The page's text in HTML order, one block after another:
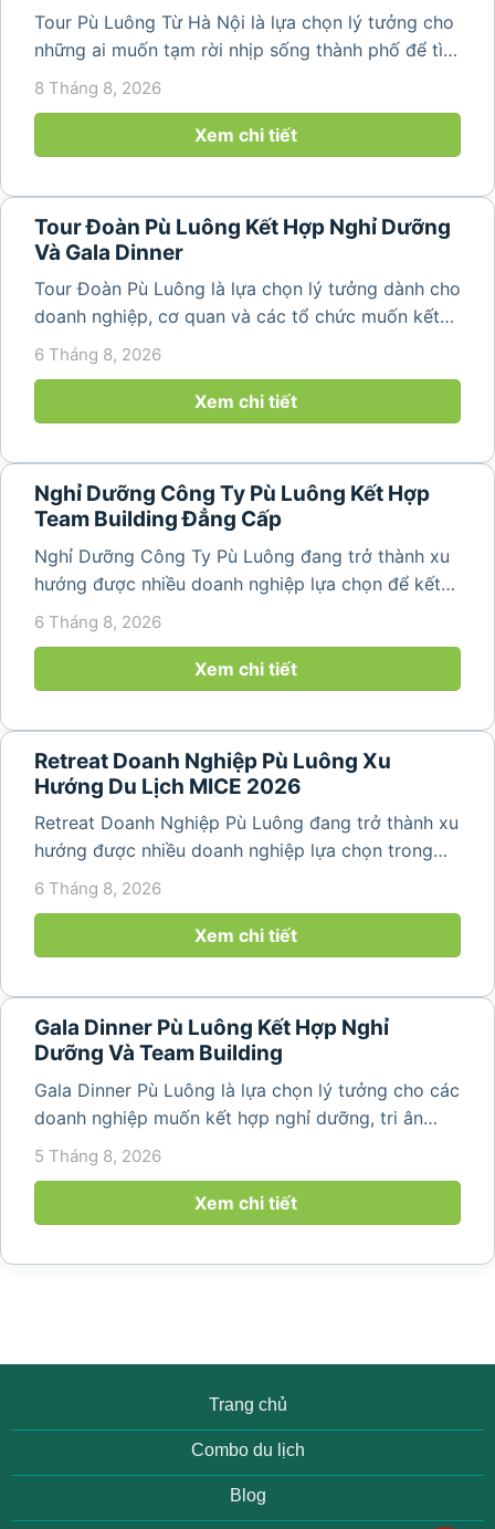
Tour Pù Luông Từ Hà Nội là lựa chọn lý tưởng cho
những ai muốn tạm rời nhịp sống thành phố để tìm
về không gian núi rừng xanh mát, những bản làng
yên bình và ruộng bậc thang đặc trưng của Pù
8 Tháng 8, 2026
Xem chi tiết
Tour Đoàn Pù Luông Kết Hợp Nghỉ Dưỡng
Và Gala Dinner
Tour Đoàn Pù Luông là lựa chọn lý tưởng dành cho
doanh nghiệp, cơ quan và các tổ chức muốn kết
hợp nghỉ dưỡng, tham quan và tổ chức các hoạt
nguyên sơ, không khí...
6 Tháng 8, 2026
Xem chi tiết
Nghỉ Dưỡng Công Ty Pù Luông Kết Hợp
Team Building Đẳng Cấp
Nghỉ Dưỡng Công Ty Pù Luông đang trở thành xu
hướng được nhiều doanh nghiệp lựa chọn để kết
hợp giữa nghỉ ngơi, tái tạo năng lượng và xây
dựng tinh thần đồng đội. Thay vì những chuyến du
lịch đơn thuần, nhiều công ty...
6 Tháng 8, 2026
Xem chi tiết
Retreat Doanh Nghiệp Pù Luông Xu
Hướng Du Lịch MICE 2026
Retreat Doanh Nghiệp Pù Luông đang trở thành xu
hướng được nhiều doanh nghiệp lựa chọn trong
năm 2026 khi nhu cầu kết hợp nghỉ dưỡng, hội
mang đến khoảng thời gian thư giãn...
6 Tháng 8, 2026
Xem chi tiết
Gala Dinner Pù Luông Kết Hợp Nghỉ
Dưỡng Và Team Building
Gala Dinner Pù Luông là lựa chọn lý tưởng cho các
doanh nghiệp muốn kết hợp nghỉ dưỡng, tri ân
nhân viên và xây dựng tinh thần đồng đội trong
không gian thiên nhiên yên bình. Với khung cảnh
núi rừng hùng vĩ, không khí...
5 Tháng 8, 2026
Xem chi tiết
Trang chủ
Combo du lịch
Blog